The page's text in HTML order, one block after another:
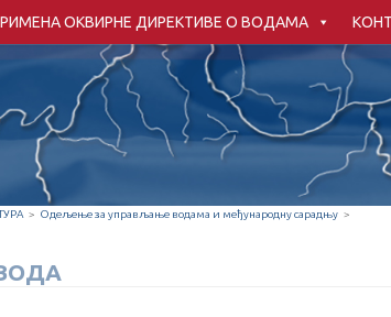
ОКВИРНЕ ДИРЕКТИВЕ О ВОДАМА
> Одељење за управљање водама и међународну сарадњу >